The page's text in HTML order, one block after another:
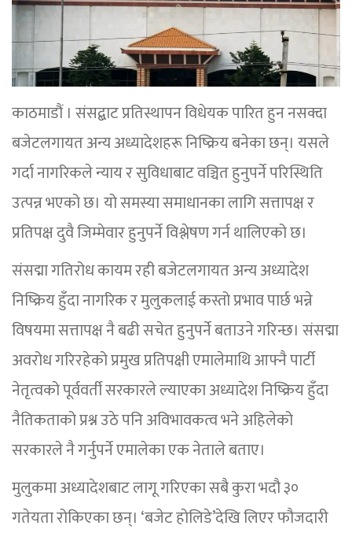
काठमाडौं । संसद्बाट प्रतिस्थापन विधेयक पारित हुन नसक्दा
बजेटलगायत अन्य अध्यादेशहरू निष्क्रिय बनेका छन्। यसले
गर्दा नागरिकले न्याय र सुविधाबाट वञ्चित हुनुपर्ने परिस्थिति
उत्पन्न भएको छ। यो समस्या समाधानका लागि सत्तापक्ष र
प्रतिपक्ष दुवै जिम्मेवार हुनुपर्ने विश्लेषण गर्न थालिएको छ।
संसद्मा गतिरोध कायम रही बजेटलगायत अन्य अध्यादेश
निष्क्रिय हुँदा नागरिक र मुलुकलाई कस्तो प्रभाव पार्छ भन्ने
विषयमा सत्तापक्ष नै बढी सचेत हुनुपर्ने बताउने गरिन्छ। संसद्मा
अवरोध गरिरहेको प्रमुख प्रतिपक्षी एमालेमाथि आफ्नै पार्टी
नेतृत्वको पूर्ववर्ती सरकारले ल्याएका अध्यादेश निष्क्रिय हुँदा
नैतिकताको प्रश्न उठे पनि अविभावकत्व भने अहिलेको
सरकारले नै गर्नुपर्ने एमालेका एक नेताले बताए।
मुलुकमा अध्यादेशबाट लागू गरिएका सबै कुरा भदौ ३०
गतेयता रोकिएका छन्। ‘बजेट होलिडे’देखि लिएर फौजदारी